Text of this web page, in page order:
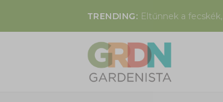
TRENDING: Eltűnnek a